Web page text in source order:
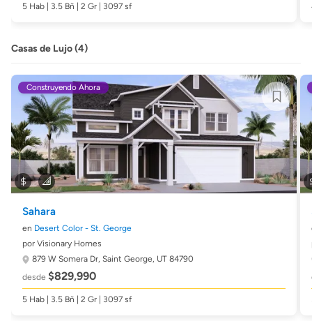
5 Hab | 3.5 Bñ | 2 Gr | 3097 sf
Casas de Lujo (4)
Construyendo Ahora
Sahara
en Desert Color - St. George
por Visionary Homes
879 W Somera Dr, Saint George, UT 84790
desde $829,990
5 Hab | 3.5 Bñ | 2 Gr | 3097 sf